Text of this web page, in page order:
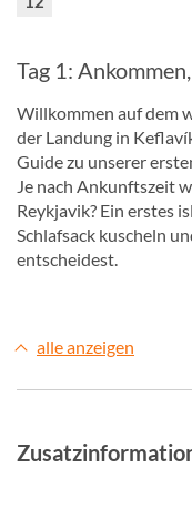
Tag 1:
Willkommen auf dem
der Landung in
Guide zu unserer
Je nach Ankunftszeit
Reykjavik? Ein erstes
Schlafsack kuscheln
entscheidest.
alle anzeigen